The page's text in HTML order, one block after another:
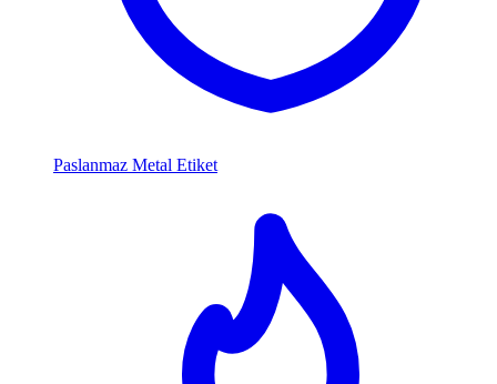
Paslanmaz Metal Etiket